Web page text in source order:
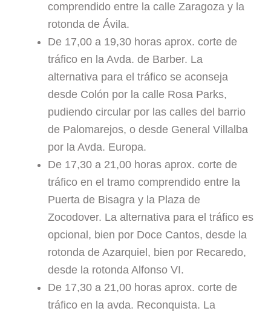
comprendido entre la calle Zaragoza y la
rotonda de Ávila.
De 17,00 a 19,30 horas aprox. corte de
tráfico en la Avda. de Barber. La
alternativa para el tráfico se aconseja
desde Colón por la calle Rosa Parks,
pudiendo circular por las calles del barrio
de Palomarejos, o desde General Villalba
por la Avda. Europa.
De 17,30 a 21,00 horas aprox. corte de
tráfico en el tramo comprendido entre la
Puerta de Bisagra y la Plaza de
Zocodover. La alternativa para el tráfico es
opcional, bien por Doce Cantos, desde la
rotonda de Azarquiel, bien por Recaredo,
desde la rotonda Alfonso VI.
De 17,30 a 21,00 horas aprox. corte de
tráfico en la avda. Reconquista. La